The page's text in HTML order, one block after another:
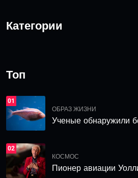
Категории
Топ
01
ОБРАЗ ЖИЗНИ
Ученые обнаружили
02
КОСМОС
Пионер авиации